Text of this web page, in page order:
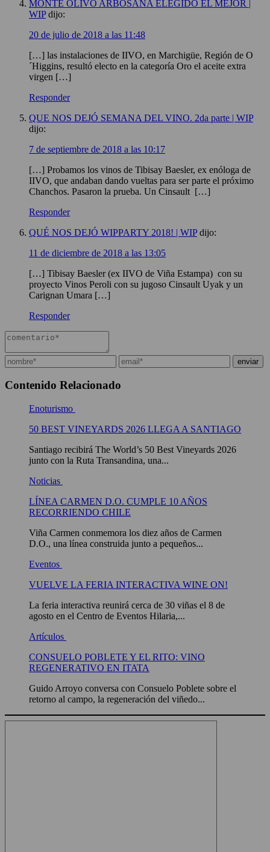
MONTE OLIVO ARBOSANA ELEGIDO EL MEJOR |
WIP dijo:
20 de julio de 2018 a las 11:48
[…] las instalaciones de IIVO, en Marchigüe, Región de O
´Higgins, resultó electo en la categoría Oro el aceite extra
virgen […]
Responder
QUE NOS DEJÓ SEMANA DEL VINO. 2da parte | WIP
dijo:
7 de septiembre de 2018 a las 10:17
[…] Probamos los vinos de Tibisay Baesler, ex enóloga de
IIVO, que andaban dando vueltas para ser parte el próximo
Chanchos. Pasaron la prueba. Un Cinsault […]
Responder
QUÉ NOS DEJÓ WIPPARTY 2018! | WIP dijo:
11 de diciembre de 2018 a las 13:05
[…] Tibisay Baesler (ex IIVO de Viña Estampa) con su
proyecto Vinos Peroli con su jugoso Cinsault Uyak y un
Carignan Umara […]
Responder
Contenido Relacionado
Enoturismo
50 BEST VINEYARDS 2026 LLEGA A SANTIAGO
Santiago recibirá The World’s 50 Best Vineyards 2026
junto con la Ruta Transandina, una...
Noticias
LÍNEA CARMEN D.O. CUMPLE 10 AÑOS
RECORRIENDO CHILE
Viña Carmen conmemora los diez años de Carmen
D.O., una línea construida junto a pequeños...
Eventos
VUELVE LA FERIA INTERACTIVA WINE ON!
La feria interactiva reunirá cerca de 30 viñas el 8 de
agosto en el Centro de Eventos Hilaria,...
Artículos
CONSUELO POBLETE Y EL RITO: VINO
REGENERATIVO EN ITATA
Guido Arroyo conversa con Consuelo Poblete sobre el
retorno al campo, la regeneración del viñedo...